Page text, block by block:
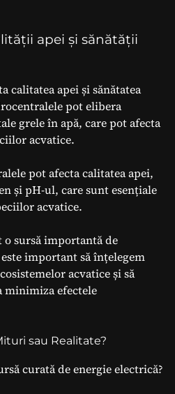
apei și sănătății
calitatea apei și sănătatea
pot elibera
grele în apă, care pot afecta
acvatice.
pot afecta calitatea apei,
și pH-ul, care sunt esențiale
acvatice.
sursă importantă de
important să înțelegem
acvatice și să
minimiza efectele
sau Realitate?
curată de energie electrică?